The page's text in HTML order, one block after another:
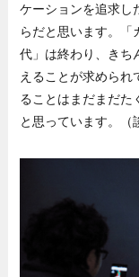
ケーションを追求し
らだと思います。「
代」は終わり、きち
えることが求められ
ることはまだまだた
と思っています。（